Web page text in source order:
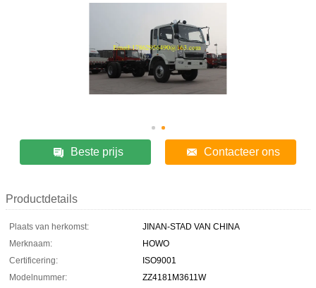
Beste prijs Contacteer ons
Productdetails
Plaats van herkomst:
JINAN-STAD VAN CHINA
Merknaam:
HOWO
Certificering:
ISO9001
Modelnummer:
ZZ4181M3611W